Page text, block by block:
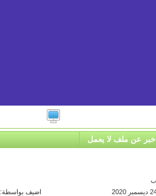
اخبر عن ملف لا يعمل
اضيف بواسطة: